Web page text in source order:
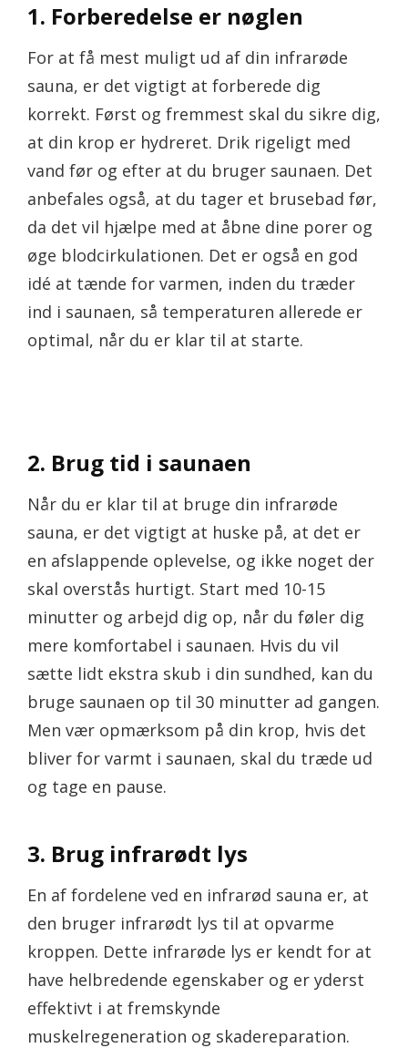
1. Forberedelse er nøglen
For at få mest muligt ud af din infrarøde
sauna, er det vigtigt at forberede dig
korrekt. Først og fremmest skal du sikre dig,
at din krop er hydreret. Drik rigeligt med
vand før og efter at du bruger saunaen. Det
anbefales også, at du tager et brusebad før,
da det vil hjælpe med at åbne dine porer og
øge blodcirkulationen. Det er også en god
idé at tænde for varmen, inden du træder
ind i saunaen, så temperaturen allerede er
optimal, når du er klar til at starte.
2. Brug tid i saunaen
Når du er klar til at bruge din infrarøde
sauna, er det vigtigt at huske på, at det er
en afslappende oplevelse, og ikke noget der
skal overstås hurtigt. Start med 10-15
minutter og arbejd dig op, når du føler dig
mere komfortabel i saunaen. Hvis du vil
sætte lidt ekstra skub i din sundhed, kan du
bruge saunaen op til 30 minutter ad gangen.
Men vær opmærksom på din krop, hvis det
bliver for varmt i saunaen, skal du træde ud
og tage en pause.
3. Brug infrarødt lys
En af fordelene ved en infrarød sauna er, at
den bruger infrarødt lys til at opvarme
kroppen. Dette infrarøde lys er kendt for at
have helbredende egenskaber og er yderst
effektivt i at fremskynde
muskelregeneration og skadereparation.